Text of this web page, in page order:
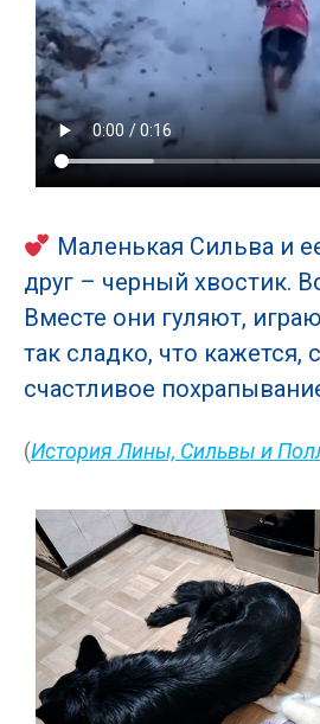
Маленькая Сильва и
друг – черный хвостик.
Вместе они гуляют,
так сладко, что
счастливое
(История Лины, Сильвы и